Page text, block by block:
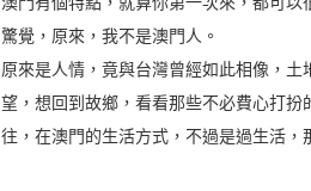
驚覺，原來，我不是澳門人。
原來是人情，竟與台灣曾經如此相像，
望，想回到故鄉，看看那些不必費心打
往，在澳門的生活方式，不過是過生活，